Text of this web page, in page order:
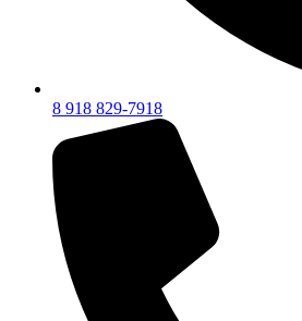
8 918 829-7918